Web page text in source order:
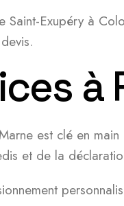
Saint-Exupéry à
est clé en
et de la